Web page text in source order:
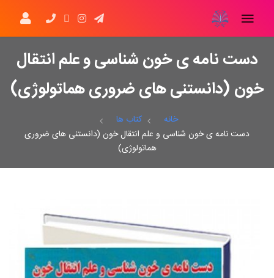
دست نامه ی خون شناسی و علم انتقال
خون (دانستنی های ضروری هماتولوژی)
خانه
کتاب ها
دست نامه ی خون شناسی و علم انتقال خون (دانستنی های ضروری
هماتولوژی)